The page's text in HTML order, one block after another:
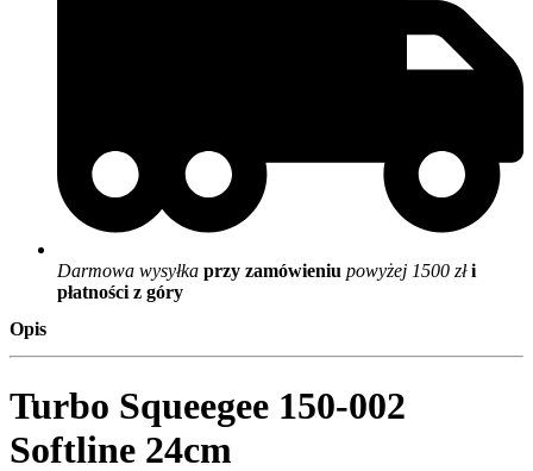
Darmowa wysyłka przy zamówieniu powyżej 1500 złi
płatności z góry
Opis
Turbo Squeegee 150-002
Softline 24cm